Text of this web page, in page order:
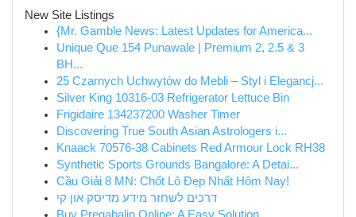
New Site Listings
{Mr. Gamble News: Latest Updates for America...
Unique Que 154 Punawale | Premium 2, 2.5 & 3
BH...
25 Czarnych Uchwytów do Mebli – Styl i Elegancj...
Silver King 10316-03 Refrigerator Lettuce Bin
Frigidaire 134237200 Washer Timer
Discovering True South Asian Astrologers i...
Knaack 70576-38 Cabinets Red Armour Lock RH38
Synthetic Sports Grounds Bangalore: A Detai...
Cầu Giải 8 MN: Chốt Lô Đẹp Nhất Hôm Nay!
דרכים לשחזר מידע מדיסק און קי